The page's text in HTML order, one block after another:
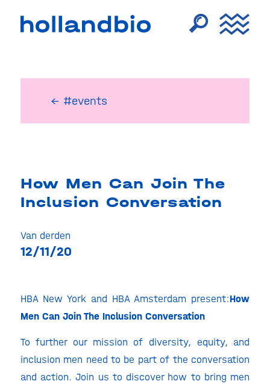
← #events
How Men Can Join The
Inclusion Conversation
Van derden
12/11/20
HBA New York and HBA Amsterdam present:How
Men Can Join The Inclusion Conversation
To further our mission of diversity, equity, and
inclusion men need to be part of the conversation
and action. Join us to discover how to bring men